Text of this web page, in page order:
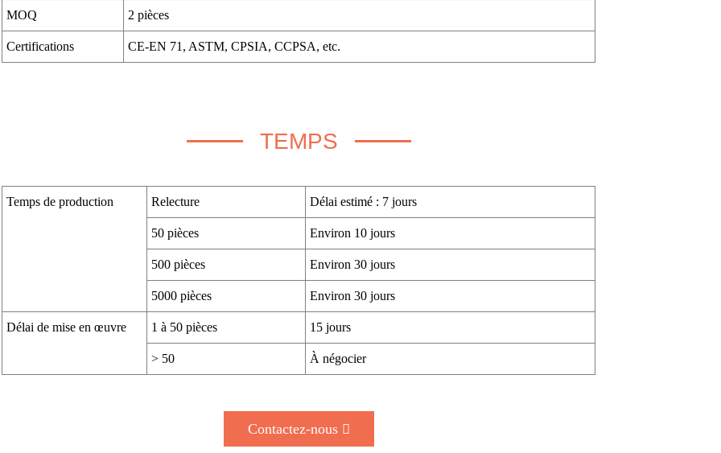
MOQ 2 pièces
Certifications CE-EN 71, ASTM, CPSIA, CCPSA, etc.
TEMPS
Temps de production Relecture Délai estimé : 7 jours
50 pièces Environ 10 jours
500 pièces Environ 30 jours
5000 pièces Environ 30 jours
Délai de mise en œuvre 1 à 50 pièces 15 jours
> 50 À négocier
Contactez-nous